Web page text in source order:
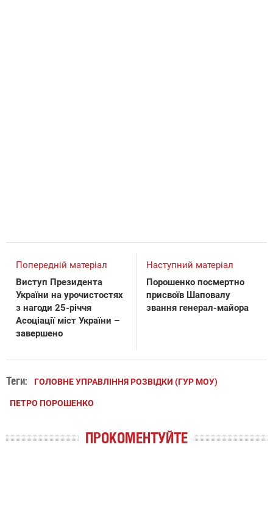
Попередній матеріал
Виступ Президента
України на урочистостях
з нагоди 25-річчя
Асоціації міст України –
завершено
Наступний матеріал
Порошенко посмертно
присвоїв Шаповалу
звання генерал-майора
Теги: ГОЛОВНЕ УПРАВЛІННЯ РОЗВІДКИ (ГУР МОУ)
ПЕТРО ПОРОШЕНКО
ПРОКОМЕНТУЙТЕ